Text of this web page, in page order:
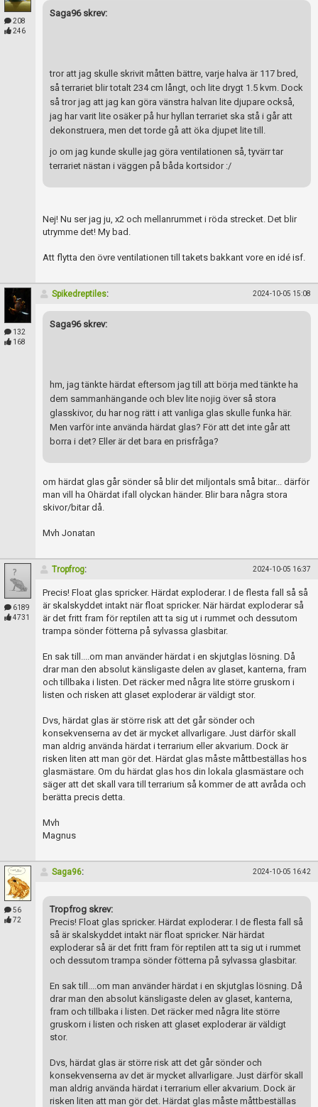
208
246
Saga96 skrev:
tror att jag skulle skrivit måtten bättre, varje halva är 117 bred,
så terrariet blir totalt 234 cm långt, och lite drygt 1.5 kvm. Dock
så tror jag att jag kan göra vänstra halvan lite djupare också,
jag har varit lite osäker på hur hyllan terrariet ska stå i går att
dekonstruera, men det torde gå att öka djupet lite till.
jo om jag kunde skulle jag göra ventilationen så, tyvärr tar
terrariet nästan i väggen på båda kortsidor :/
Nej! Nu ser jag ju, x2 och mellanrummet i röda strecket. Det blir
utrymme det! My bad.
Att flytta den övre ventilationen till takets bakkant vore en idé isf.
132
168
Spikedreptiles: 2024-10-05 15:08
Saga96 skrev:
hm, jag tänkte härdat eftersom jag till att börja med tänkte ha
dem sammanhängande och blev lite nojig över så stora
glasskivor, du har nog rätt i att vanliga glas skulle funka här.
Men varför inte använda härdat glas? För att det inte går att
borra i det? Eller är det bara en prisfråga?
om härdat glas går sönder så blir det miljontals små bitar... därför
man vill ha Ohärdat ifall olyckan händer. Blir bara några stora
skivor/bitar då.
Mvh Jonatan
6189
4731
Tropfrog: 2024-10-05 16:37
Precis! Float glas spricker. Härdat exploderar. I de flesta fall så så
är skalskyddet intakt när float spricker. När härdat exploderar så
är det fritt fram för reptilen att ta sig ut i rummet och dessutom
trampa sönder fötterna på sylvassa glasbitar.
En sak till....om man använder härdat i en skjutglas lösning. Då
drar man den absolut känsligaste delen av glaset, kanterna, fram
och tillbaka i listen. Det räcker med några lite större gruskorn i
listen och risken att glaset exploderar är väldigt stor.
Dvs, härdat glas är större risk att det går sönder och
konsekvenserna av det är mycket allvarligare. Just därför skall
man aldrig använda härdat i terrarium eller akvarium. Dock är
risken liten att man gör det. Härdat glas måste måttbeställas hos
glasmästare. Om du härdat glas hos din lokala glasmästare och
säger att det skall vara till terrarium så kommer de att avråda och
berätta precis detta.
Mvh
Magnus
56
72
Saga96: 2024-10-05 16:42
Tropfrog skrev:
Precis! Float glas spricker. Härdat exploderar. I de flesta fall så
så är skalskyddet intakt när float spricker. När härdat
exploderar så är det fritt fram för reptilen att ta sig ut i rummet
och dessutom trampa sönder fötterna på sylvassa glasbitar.
En sak till....om man använder härdat i en skjutglas lösning. Då
drar man den absolut känsligaste delen av glaset, kanterna,
fram och tillbaka i listen. Det räcker med några lite större
gruskorn i listen och risken att glaset exploderar är väldigt
stor.
Dvs, härdat glas är större risk att det går sönder och
konsekvenserna av det är mycket allvarligare. Just därför skall
man aldrig använda härdat i terrarium eller akvarium. Dock är
risken liten att man gör det. Härdat glas måste måttbeställas